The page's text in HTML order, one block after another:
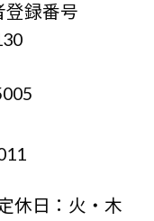
登録番号
休日：火・木